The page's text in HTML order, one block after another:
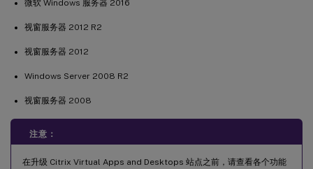
微软 Windows 服务器 2016
视窗服务器 2012 R2
视窗服务器 2012
Windows Server 2008 R2
视窗服务器 2008
注意：
在升级 Citrix Virtual Apps and Desktops 站点之前，请查看各个功能